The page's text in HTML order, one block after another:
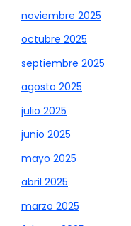
noviembre 2025
octubre 2025
septiembre 2025
agosto 2025
julio 2025
junio 2025
mayo 2025
abril 2025
marzo 2025